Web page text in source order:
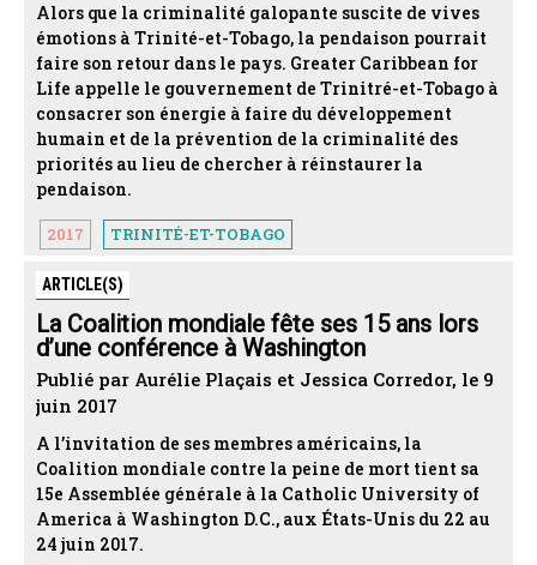
Alors que la criminalité galopante suscite de vives
émotions à Trinité-et-Tobago, la pendaison pourrait
faire son retour dans le pays. Greater Caribbean for
Life appelle le gouvernement de Trinitré-et-Tobago à
consacrer son énergie à faire du développement
humain et de la prévention de la criminalité des
priorités au lieu de chercher à réinstaurer la
pendaison.
2017 TRINITÉ-ET-TOBAGO
ARTICLE(S)
La Coalition mondiale fête ses 15 ans lors
d’une conférence à Washington
Publié par Aurélie Plaçais et Jessica Corredor, le 9
juin 2017
A l’invitation de ses membres américains, la
Coalition mondiale contre la peine de mort tient sa
15e Assemblée générale à la Catholic University of
America à Washington D.C., aux États-Unis du 22 au
24 juin 2017.